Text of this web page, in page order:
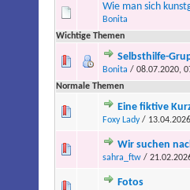
Wie man sich
Bonita
Wichtige Themen
Selbsthilfe-
Bonita / 08.07.2020,
Normale Themen
Eine fiktive
Foxy Lady/
Wir suchen
sahra_ftw /
Fotos